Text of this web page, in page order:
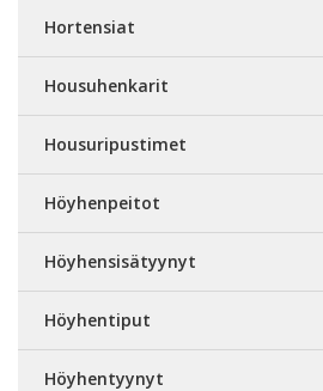
Hortensiat
Housuhenkarit
Housuripustimet
Höyhenpeitot
Höyhensisätyynyt
Höyhentiput
Höyhentyynyt